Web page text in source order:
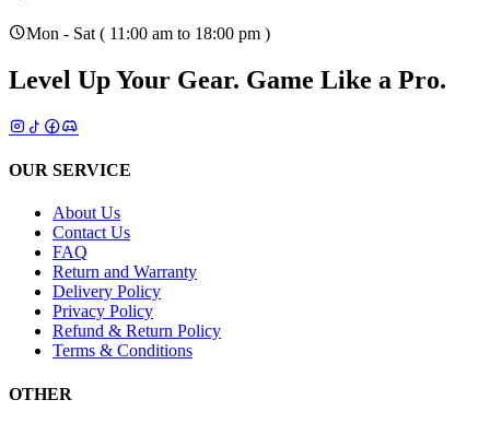
Mon - Sat ( 11:00 am to 18:00 pm )
Level Up Your Gear. Game Like a Pro.
OUR SERVICE
About Us
Contact Us
FAQ
Return and Warranty
Delivery Policy
Privacy Policy
Refund & Return Policy
Terms & Conditions
OTHER